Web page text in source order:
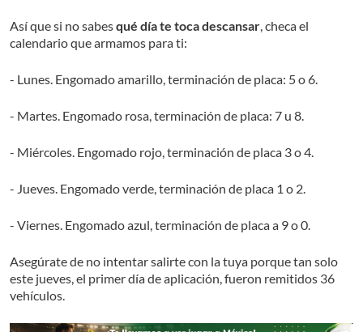
Así que si no sabesqué día te toca descansar , checa el
calendario que armamos para ti:
- Lunes. Engomado amarillo, terminación de placa: 5 o 6.
- Martes. Engomado rosa, terminación de placa: 7 u 8.
- Miércoles. Engomado rojo, terminación de placa 3 o 4.
- Jueves. Engomado verde, terminación de placa 1 o 2.
- Viernes. Engomado azul, terminación de placa a 9 o 0.
Asegúrate de no intentar salirte con la tuya porque tan solo
este jueves, el primer día de aplicación, fueron remitidos 36
vehículos.